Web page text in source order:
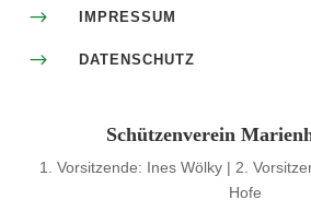
$ IMPRESSUM
$ DATENSCHUTZ
Schützenverein
1. Vorsitzende: Ines Wölky | 2.
Hofe